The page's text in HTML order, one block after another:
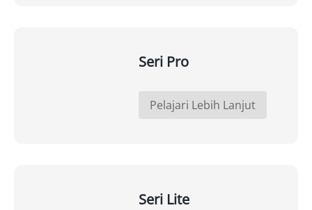
Seri Pro
Pelajari Lebih Lanjut
Seri Lite